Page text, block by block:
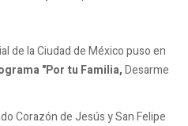
de la Ciudad de México puso en
"Por tu Familia,Desarme
Corazón de Jesús y San Felipe